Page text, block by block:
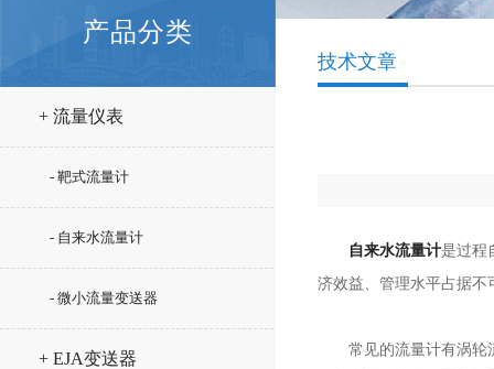
产品分类
+ 流量仪表
- 靶式流量计
- 自来水流量计
- 微小流量变送器
+ EJA变送器
技术文章
自来水流量计是过程
济效益、管理水平占据不
常见的流量计有涡轮流